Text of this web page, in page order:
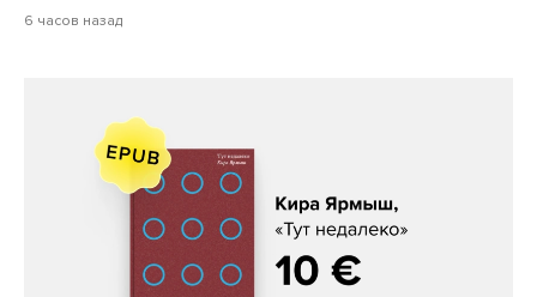
6 часов назад